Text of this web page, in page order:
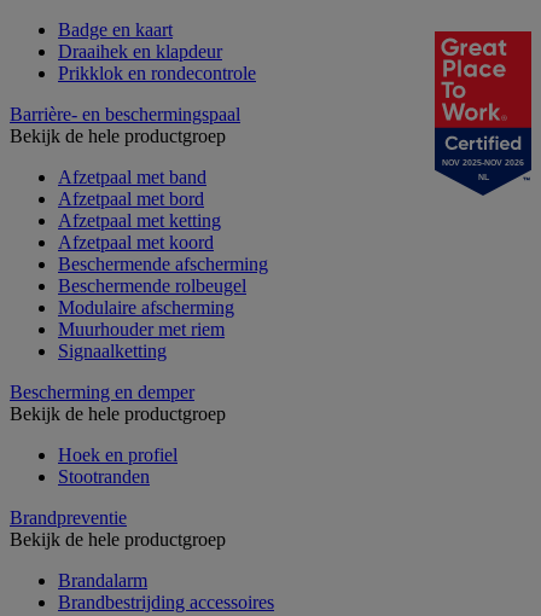
Badge en kaart
Draaihek en klapdeur
Prikklok en rondecontrole
Barrière- en beschermingspaal
Bekijk de hele productgroep
Afzetpaal met band
Afzetpaal met bord
Afzetpaal met ketting
Afzetpaal met koord
Beschermende afscherming
Beschermende rolbeugel
Modulaire afscherming
Muurhouder met riem
Signaalketting
Bescherming en demper
Bekijk de hele productgroep
Hoek en profiel
Stootranden
Brandpreventie
Bekijk de hele productgroep
Brandalarm
Brandbestrijding accessoires
NOV 2025-NOV 2026
NL